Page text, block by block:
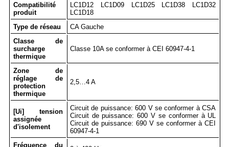
Compatibilité
produit
LC1D12 LC1D09 LC1D25 LC1D38 LC1D32
LC1D18
Type de réseau
CA Gauche
Classe de
surcharge
thermique
Classe 10A se conformer à CEI 60947-4-1
Zone de
réglage de
protection
thermique
2,5…4 A
[Ui] tension
assignée
d'isolement
Circuit de puissance: 600 V se conformer à CSA
Circuit de puissance: 600 V se conformer à UL
Circuit de puissance: 690 V se conformer à CEI
60947-4-1
Fréquence du